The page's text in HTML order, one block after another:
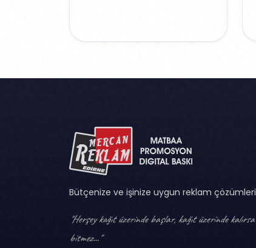
Bütçenize ve işinize uygun reklam çözümleri
"Herşey kağıt üzerinde başlar, kağıt üzerinde kalırsa
bitmez..."